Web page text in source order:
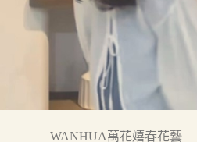
WANHUA萬花嬉春花藝